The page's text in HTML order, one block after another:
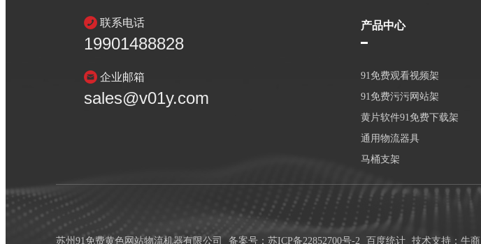
联系电话
19901488828
企业邮箱
sales@v01y.com
产品中心
91免费观看视频架
91免费污污网站架
黄片软件91免费下载架
通用物流器具
马桶支架
苏州91免费黄色网站物流机器有限公司 备案号： 苏ICP备22852700号-2 百度统计 技术支持：牛商